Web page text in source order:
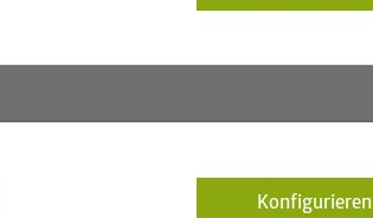
Konfigurieren